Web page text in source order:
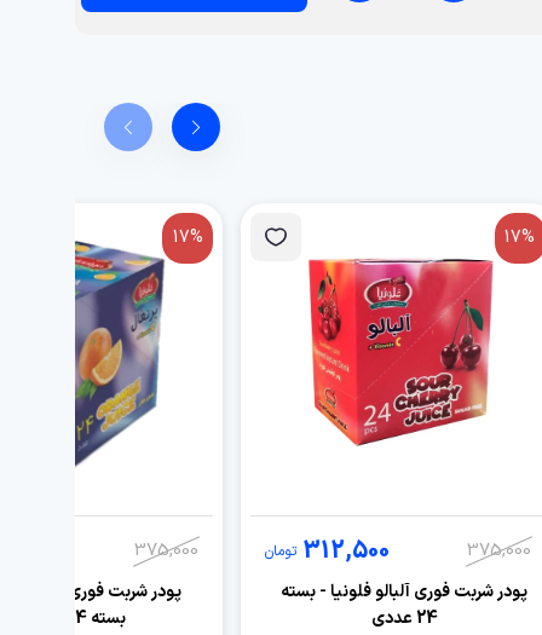
17%
375,000
312,500 تومان
پودر شربت فوری آلبالو فلونیا - بسته
24 عددی
17%
375,000
پودر شربت فوری پرتقال
بسته 24 عددی